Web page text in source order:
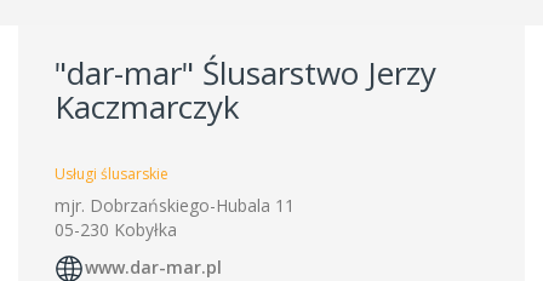
"dar-mar" Ślusarstwo Jerzy
Kaczmarczyk
Usługi ślusarskie
mjr. Dobrzańskiego-Hubala 11
05-230 Kobyłka
www.dar-mar.pl